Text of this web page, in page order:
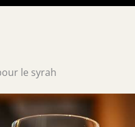
le syrah